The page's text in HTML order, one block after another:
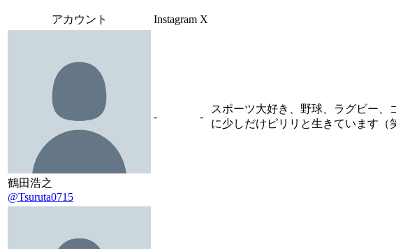
アカウント Instagram X
鶴田浩之
@Tsuruta0715
- -
スポーツ大好き、野球、ラグビー
に少しだけピリリと生きています（